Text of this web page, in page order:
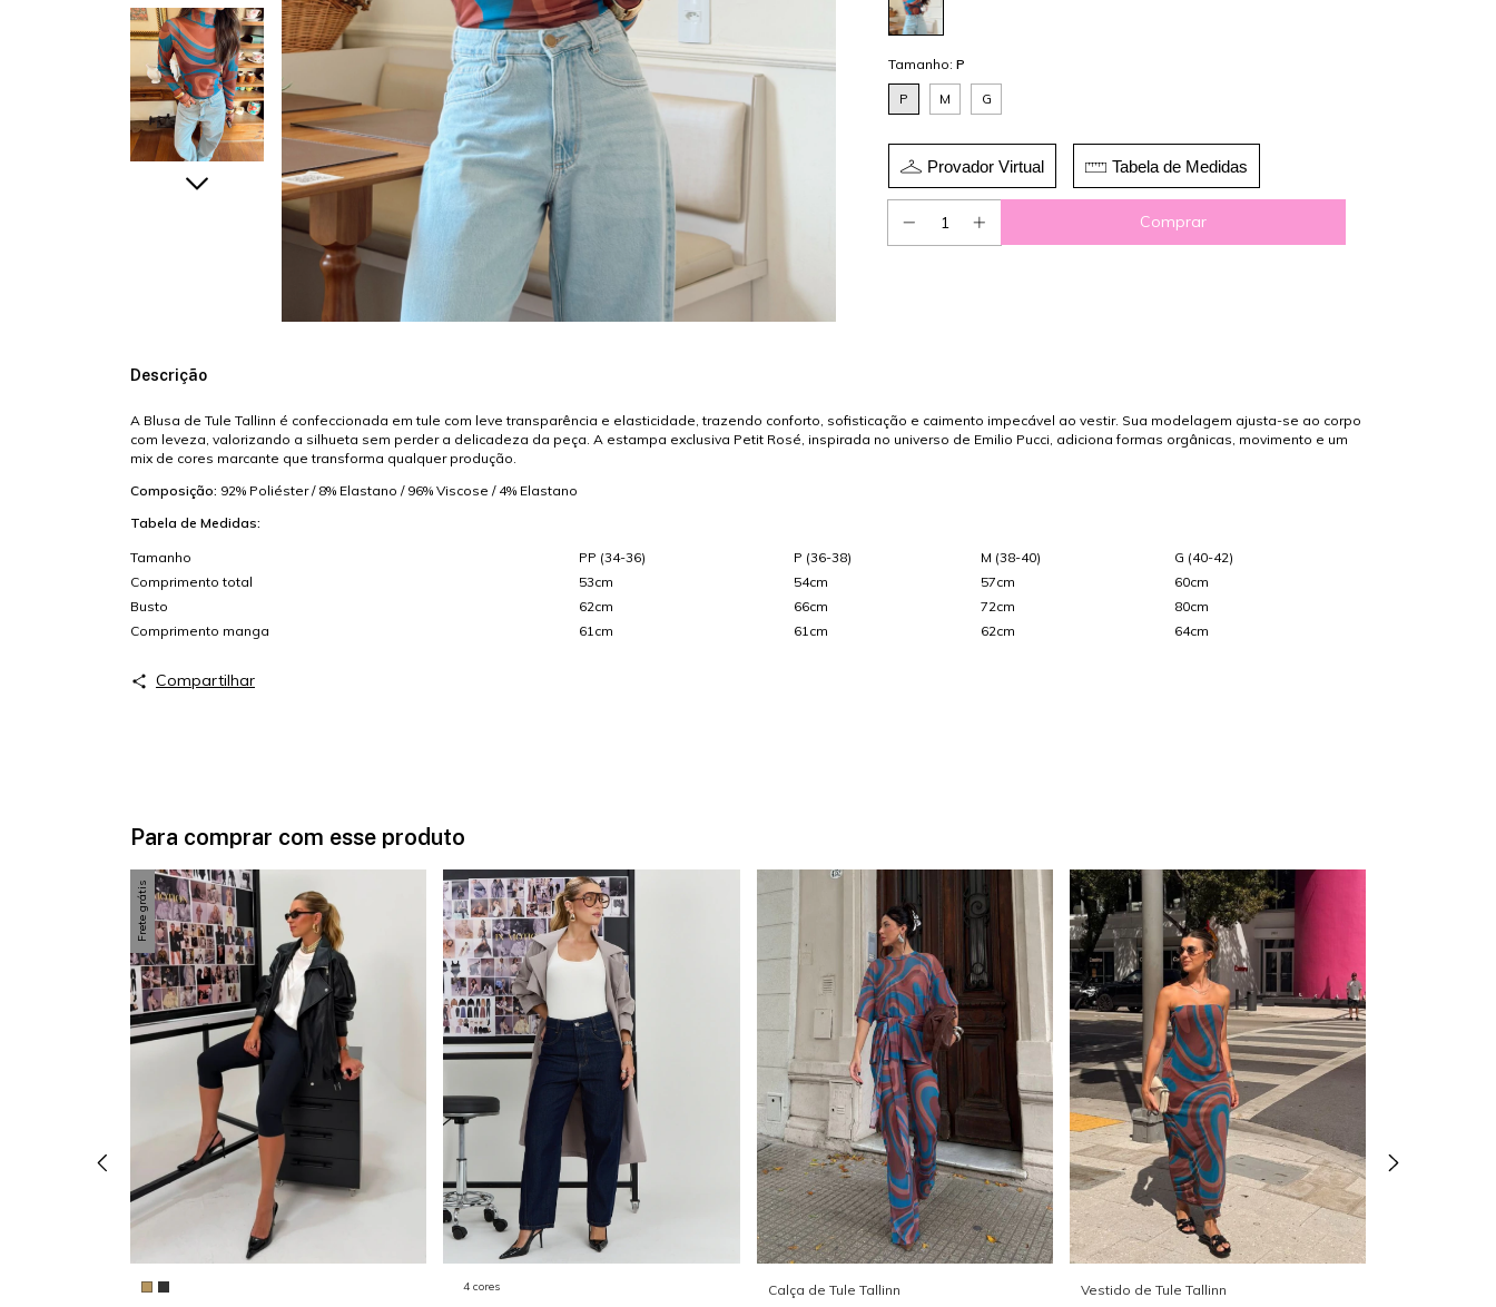
Tamanho: P
P M G
Provador Virtual Tabela de Medidas
Descrição
A Blusa de Tule Tallinn é confeccionada em tule com leve transparência e elasticidade, trazendo conforto, sofisticação e caimento impecável ao vestir. Sua modelagem ajusta-se ao corpo
com leveza, valorizando a silhueta sem perder a delicadeza da peça. A estampa exclusiva Petit Rosé, inspirada no universo de Emilio Pucci, adiciona formas orgânicas, movimento e um
mix de cores marcante que transforma qualquer produção.
Composição: 92% Poliéster / 8% Elastano / 96% Viscose / 4% Elastano
Tabela de Medidas:
Tamanho PP (34-36) P (36-38) M (38-40)
G (40-42)
Comprimento total
53cm 54cm 57cm
60cm
Busto
62cm 66cm 72cm
80cm
Comprimento manga
61cm 61cm 62cm 64cm
Compartilhar
Para comprar com esse produto
Frete grátis
4 cores Calça de Tule Tallinn Vestido de Tule Tallinn